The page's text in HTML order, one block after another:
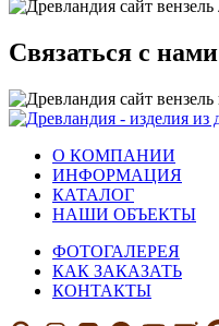
Связаться с нами
О КОМПАНИИ
ИНФОРМАЦИЯ
КАТАЛОГ
НАШИ ОБЪЕКТЫ
ФОТОГАЛЕРЕЯ
КАК ЗАКАЗАТЬ
КОНТАКТЫ